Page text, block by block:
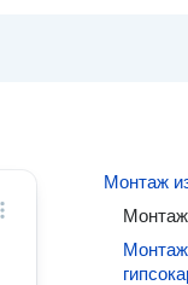
Монтаж
Монтаж
Монтаж